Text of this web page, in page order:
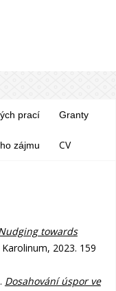
prací Granty
zájmu CV
towards
2023. 159
Dosahování úspor ve